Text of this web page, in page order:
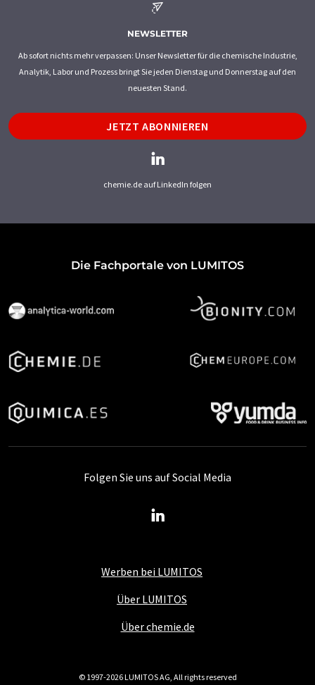
NEWSLETTER
Ab sofort nichts mehr verpassen: Unser Newsletter für die chemische Industrie,
Analytik, Labor und Prozess bringt Sie jeden Dienstag und Donnerstag auf den
neuesten Stand.
JETZT ABONNIEREN
chemie.de auf LinkedIn folgen
Die Fachportale von LUMITOS
Werben bei LUMITOS
Über LUMITOS
Über chemie.de
Folgen Sie uns auf Social Media
© 1997-2026 LUMITOS AG, All rights reserved